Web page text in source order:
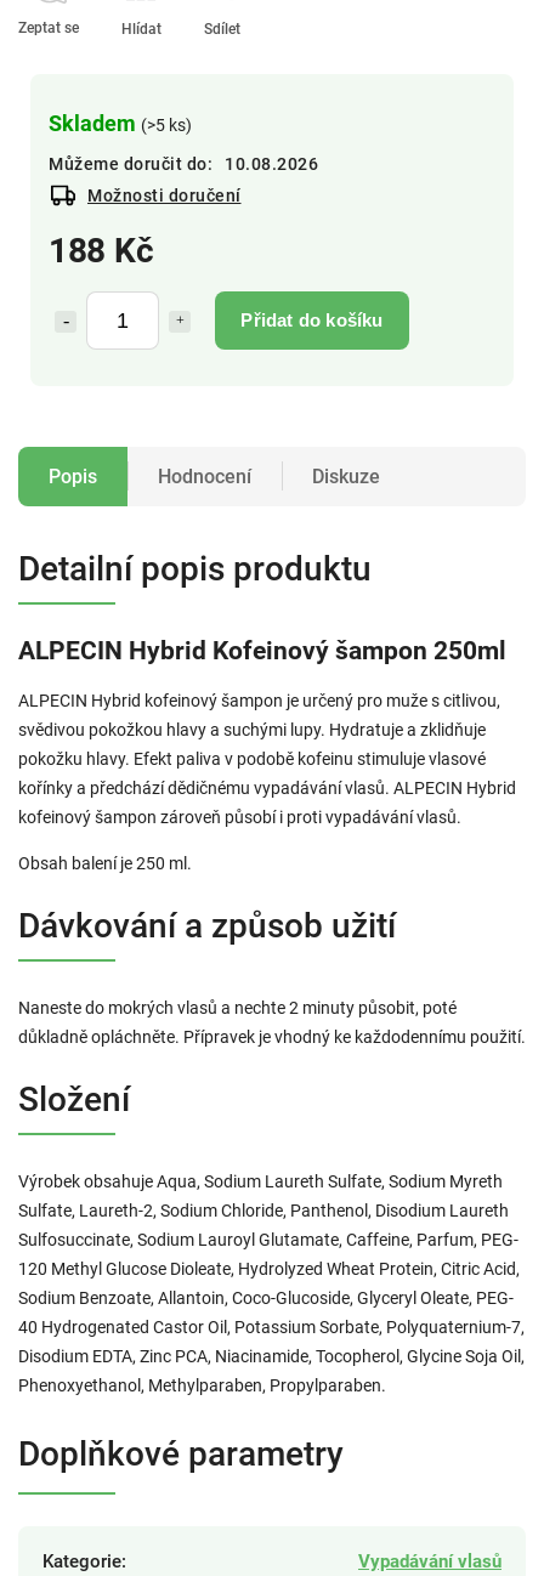
188 Kč
Přidat do košíku
Skladem (>5 ks)
Můžeme doručit do:
10.08.2026
Možnosti doručení
Zeptat se Hlídat Sdílet
Popis Hodnocení Diskuze
Detailní popis produktu
ALPECIN Hybrid Kofeinový šampon 250ml
ALPECIN Hybrid kofeinový šampon je určený pro muže s citlivou,
svědivou pokožkou hlavy a suchými lupy. Hydratuje a zklidňuje
pokožku hlavy. Efekt paliva v podobě kofeinu stimuluje vlasové
kořínky a předchází dědičnému vypadávání vlasů. ALPECIN Hybrid
kofeinový šampon zároveň působí i proti vypadávání vlasů.
Obsah balení je 250 ml.
Dávkování a způsob užití
Naneste do mokrých vlasů a nechte 2 minuty působit, poté
důkladně opláchněte. Přípravek je vhodný ke každodennímu použití.
Složení
Výrobek obsahuje Aqua, Sodium Laureth Sulfate, Sodium Myreth
Sulfate, Laureth-2, Sodium Chloride, Panthenol, Disodium Laureth
Sulfosuccinate, Sodium Lauroyl Glutamate, Ca­ffeine, Parfum, PEG-
120 Methyl Glucose Dioleate, Hydrolyzed Wheat Protein, Citric Acid,
Sodium Benzoate, Allantoin, Coco-Glucoside, Glyceryl Oleate, PEG-
40 Hydrogenated Castor Oil, Potassium Sorbate, Polyquaternium-7,
Disodium EDTA, Zinc PCA, Niacinamide, Tocopherol, Glycine Soja Oil,
Phenoxyethanol, Methylparaben, Propylparaben.
Doplňkové parametry
Kategorie: Vypadávání vlasů